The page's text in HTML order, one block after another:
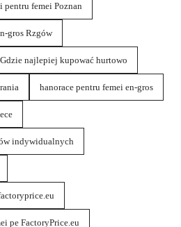
pentru femei Poznan
gros Rzgów
Gdzie najlepiej kupować hurtowo
hanorace pentru femei en-gros
indywidualnych
pe FactoryPrice.eu